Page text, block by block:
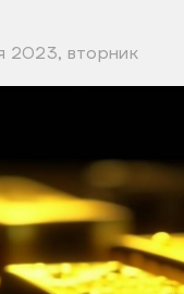
2023, вторник